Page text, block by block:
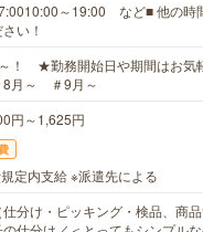
～19:00 など■ 他の時
い！
！ ★勤務開始日や期間はお気
月～ ＃9月～
円～1,625円
定内支給 ※派遣先による
分け・ピッキング・検品、商品